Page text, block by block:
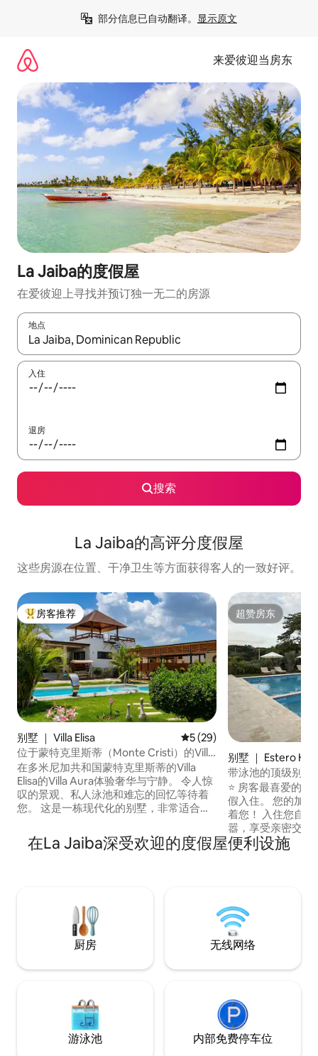
部分信息已自动翻译。 显示原文
来爱彼迎当房东
La Jaiba的度假屋
在爱彼迎上寻找并预订独一无二的房源
地点
如有搜索结果，请使用上下方向键查看，或通过点击或滑动手势
入住
退房
搜索
La Jaiba的高评分度假屋
这些房源在位置、干净卫生等方面获得客人的一致好评。
热门「房客推荐」
房客推荐
别墅 ｜ Villa Elisa 平均评分 5 分（满分 5 分）
5 (29)
位于蒙特克里斯蒂（Monte Cristi）的Villa
Elisa的Villa Aura。
在多米尼加共和国蒙特克里斯蒂的Villa
Elisa的Villa Aura体验奢华与宁静。 令人惊
叹的景观、私人泳池和难忘的回忆等待着
您。 这是一栋现代化的别墅，非常适合团
与亲朋好友一起享受美丽的大自然，度过
美好的时光。 Villa Aura距离拉恩塞纳达
时车程，距离普拉塔港2小时车程。
超赞房东
超赞房东
别墅 ｜ Estero
带泳池的顶级别墅
近蓬塔鲁西亚
⭐ 房客最喜爱的 5
假入住。 您的加勒比海私人度假胜地在等
着您！ 入住您自己的私人别墅，远离喧
嚣，享受亲密交流
——距离蓬塔鲁西
塞纳达海滩（
好回忆的好去处。
在La Jaiba深受欢迎的度假屋便利设施
厨房 无线网络
游泳池 内部免费停车位